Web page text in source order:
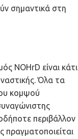
σημαντικά στη
NOHrD είναι κάτι
Όλα τα
κομψού
περιβάλλον